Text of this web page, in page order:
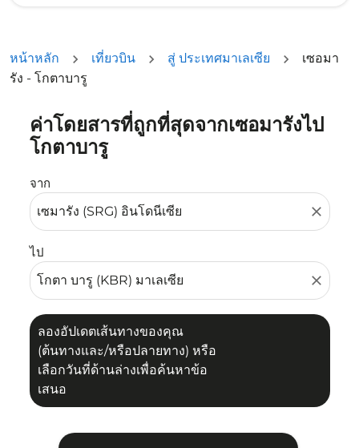
หน้าหลัก เที่ยวบิน สู่ ประเทศมาเลเซีย
เซอมา
รัง - โกตาบารู
ค่าโดยสารที่ถูกที่สุดจากเซอมารังไป
โกตาบารู
จาก
close
ไป
close
ลองอัปเดตเส้นทางของคุณ
(ต้นทางและ/หรือปลายทาง) หรือ
เลือกวันที่ด้านล่างเพื่อค้นหาข้อ
เสนอ
ลองอัปเดตเส้นทางของคุณ (ต้นทางและ/หรือปลายทาง) หรื